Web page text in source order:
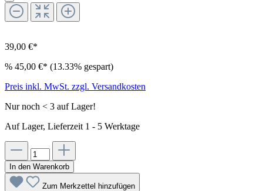
39,00 €*
% 45,00 €* (13.33% gespart)
Preis inkl. MwSt. zzgl. Versandkosten
Nur noch < 3 auf Lager!
Auf Lager, Lieferzeit 1 - 5 Werktage
In den Warenkorb
Zum Merkzettel hinzufügen